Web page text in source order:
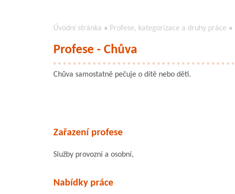
Úvodní stránka » Profese, kategorizace a druhy práce »
Profese - Chůva
Chůva samostatně pečuje o dítě nebo děti.
Zařazení profese
Služby provozní a osobní,
Nabídky práce